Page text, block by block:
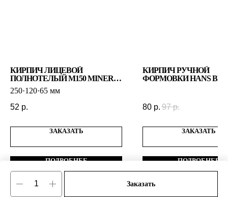
Заказать
КИРПИЧ ЛИЦЕВОЙ
ПОЛНОТЕЛЫЙ М150 MINERA
КРЕМЕНЬ
250·120·65 мм
52 р.
ЗАКАЗАТЬ
ПОДРОБНЕЕ
КИРПИЧ РУЧНОЙ
ФОРМОВКИ HANS
80 р. 97 р.
ЗАКАЗАТЬ
ПОДРОБНЕЕ